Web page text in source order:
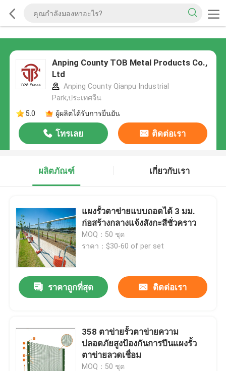
Anping County TOB Metal Products Co.,
Ltd
Anping County Qianpu Industrial
Park,ประเทศจีน
5.0
ผู้ผลิตได้รับการยืนยัน
โทรเลย ติดต่อเรา
ผลิตภัณฑ์ เกี่ยวกับเรา
แผงรั้วตาข่ายแบบถอดได้ 3 มม.
ก่อสร้างกลางแจ้งสังกะสีชั่วคราว
MOQ：50 ชุด
ราคา：$30-60 of per set
ราคาถูกที่สุด ติดต่อเรา
358 ตาข่ายรั้วตาข่ายความ
ปลอดภัยสูงป้องกันการปีนแผงรั้ว
ตาข่ายลวดเชื่อม
MOQ：50 ชุด